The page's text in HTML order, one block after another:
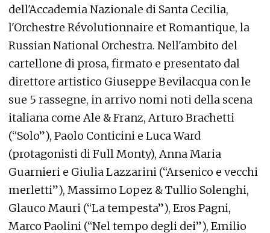
dell'Accademia Nazionale di Santa Cecilia,
l'Orchestre Révolutionnaire et Romantique, la
Russian National Orchestra. Nell'ambito del
cartellone di prosa, firmato e presentato dal
direttore artistico Giuseppe Bevilacqua con le
sue 5 rassegne, in arrivo nomi noti della scena
italiana come Ale & Franz, Arturo Brachetti
(“Solo”), Paolo Conticini e Luca Ward
(protagonisti di Full Monty), Anna Maria
Guarnieri e Giulia Lazzarini (“Arsenico e vecchi
merletti”), Massimo Lopez & Tullio Solenghi,
Glauco Mauri (“La tempesta”), Eros Pagni,
Marco Paolini (“Nel tempo degli dei”), Emilio